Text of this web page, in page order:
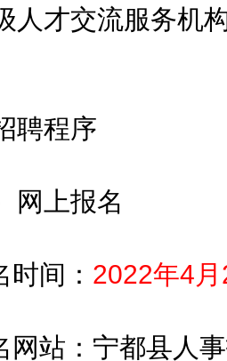
人才交流服务机
程序
上报名
间： 2022年4
站：宁都县人事